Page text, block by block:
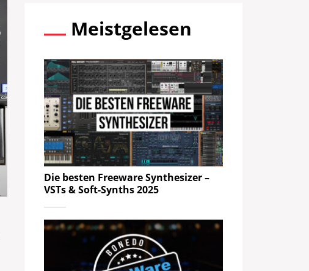
Meistgelesen
Die besten Freeware Synthesizer –
VSTs & Soft-Synths 2025